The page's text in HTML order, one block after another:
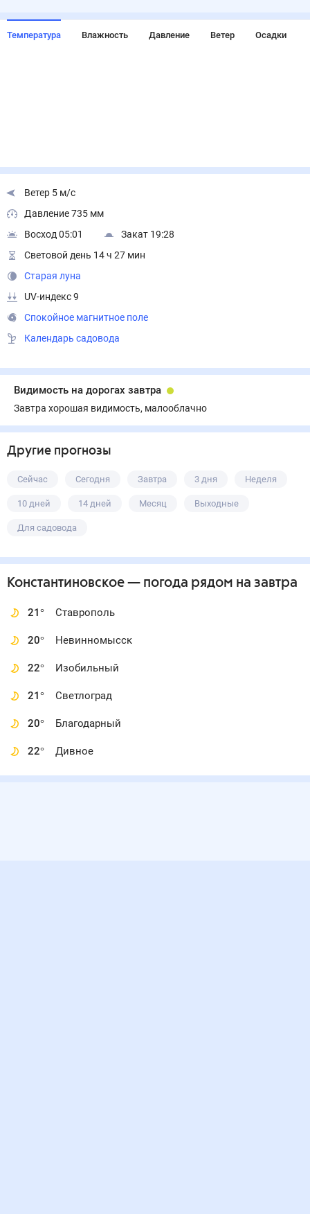
Температура Влажность Давление Ветер Осадки
Ветер 5 м/с
Давление 735 мм
Восход 05:01
Закат 19:28
Световой день 14 ч 27 мин
Старая луна
UV-индекс 9
Спокойное магнитное поле
Календарь садовода
Видимость на дорогах завтра
Завтра хорошая видимость, малооблачно
Другие прогнозы
Сейчас Сегодня Завтра 3 дня Неделя
10 дней 14 дней Месяц Выходные
Для садовода
Константиновское— погода рядом на завтра
21° Ставрополь
20° Невинномысск
22° Изобильный
21° Светлоград
20° Благодарный
22° Дивное